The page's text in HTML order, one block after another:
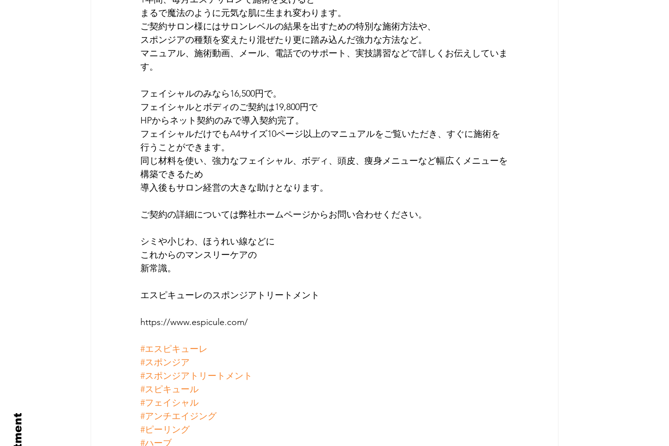
まるで魔法のように元気な肌に生まれ変わります。
ご契約サロン様にはサロンレベルの結果を出すための特別な施術方法や、
スポンジアの種類を変えたり混ぜたり更に踏み込んだ強力な方法など。
マニュアル、施術動画、メール、電話でのサポート、実技講習などで詳しくお伝えしていま
す。
フェイシャルのみなら16,500円で。
フェイシャルとボディのご契約は19,800円で
HPからネット契約のみで導入契約完了。
フェイシャルだけでもA4サイズ10ページ以上のマニュアルをご覧いただき、すぐに施術を
行うことができます。
同じ材料を使い、強力なフェイシャル、ボディ、頭皮、痩身メニューなど幅広くメニューを
構築できるため
導入後もサロン経営の大きな助けとなります。
ご契約の詳細については弊社ホームページからお問い合わせください。
シミや小じわ、ほうれい線などに
これからのマンスリーケアの
新常識。
エスピキューレのスポンジアトリートメント
https://www.espicule.com/
#エスピキューレ
#スポンジア
#スポンジアトリートメント
#スピキュール
#フェイシャル
#アンチエイジング
#ピーリング
#ハーブ